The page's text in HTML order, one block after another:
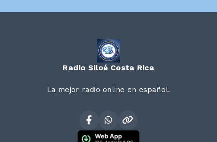
Radio Siloé Costa Rica
La mejor radio online en español.